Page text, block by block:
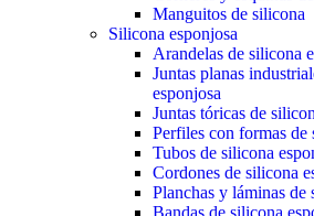
Manguitos de silicona
Silicona esponjosa
Arandelas de silicona
Juntas planas
esponjosa
Juntas tóricas de
Perfiles con formas de
Tubos de silicona
Cordones de silicona
Planchas y láminas de